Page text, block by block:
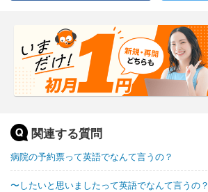
関連する質問
病院の予約票って英語でなんて言うの？
〜したいと思いましたって英語でなんて言うの？